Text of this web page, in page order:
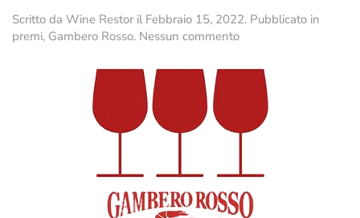
Scritto da Wine Restor il Febbraio 15, 2022. Pubblicato in
premi, Gambero Rosso. Nessun commentosu
Delle
Cime
Friulano
Doc
Collio